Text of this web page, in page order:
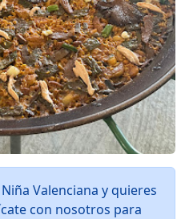
Valenciana y quieres
con nosotros para